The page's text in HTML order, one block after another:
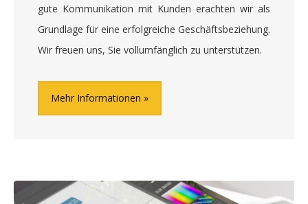
gute Kommunikation mit Kunden erachten wir als
Grundlage für eine erfolgreiche Geschäftsbeziehung.
Wir freuen uns, Sie vollumfänglich zu unterstützen.
Mehr Informationen